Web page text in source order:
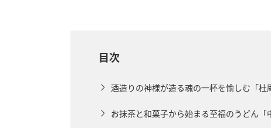
目次
酒造りの神様が造る魂の一杯を愉しむ「杜
お抹茶と和菓子から始まる至福のうどん「